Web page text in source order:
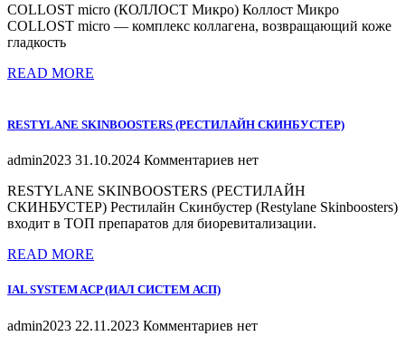
COLLOST micro (КОЛЛОСТ Микро) Коллост Микро
COLLOST micro — комплекс коллагена, возвращающий коже
гладкость
READ MORE
RESTYLANE SKINBOOSTERS (РЕСТИЛАЙН СКИНБУСТЕР)
admin2023 31.10.2024 Комментариев нет
RESTYLANE SKINBOOSTERS (РЕСТИЛАЙН
СКИНБУСТЕР) Рестилайн Скинбустер (Restylane Skinboosters)
входит в ТОП препаратов для биоревитализации.
READ MORE
IAL SYSTEM ACP (ИАЛ СИСТЕМ АСП)
admin2023 22.11.2023 Комментариев нет